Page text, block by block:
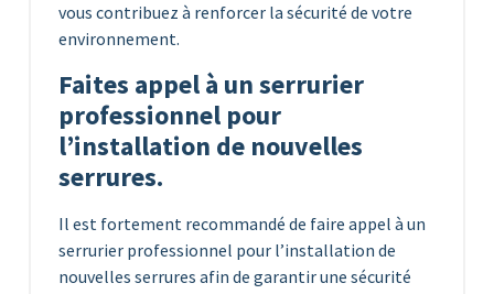
vous contribuez à renforcer la sécurité de votre
environnement.
Faites appel à un serrurier
professionnel pour
l’installation de nouvelles
serrures.
Il est fortement recommandé de faire appel à un
serrurier professionnel pour l’installation de
nouvelles serrures afin de garantir une sécurité